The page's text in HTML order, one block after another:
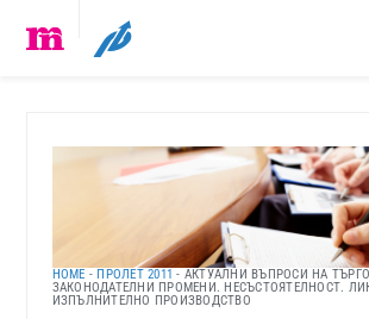
HOME - ПРОЛЕТ 2011 - АКТУАЛНИ ВЪПРОСИ НА
ЗАКОНОДАТЕЛНИ ПРОМЕНИ. НЕСЪСТОЯТЕЛНОСТ.
ИЗПЪЛНИТЕЛНО ПРОИЗВОДСТВО